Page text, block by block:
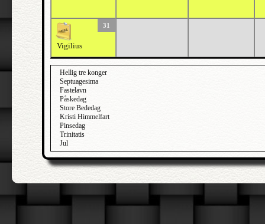
31
Vigilius
Hellig tre konger
Septuagesima
Fastelavn
Påskedag
Store Bededag
Kristi Himmelfart
Pinsedag
Trinitatis
Jul